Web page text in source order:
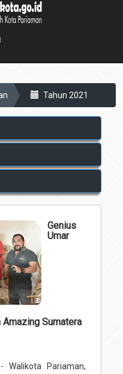
(UPT)
Tahun 2021
Genius
Umar
Sumatera
Walikota Pariaman,